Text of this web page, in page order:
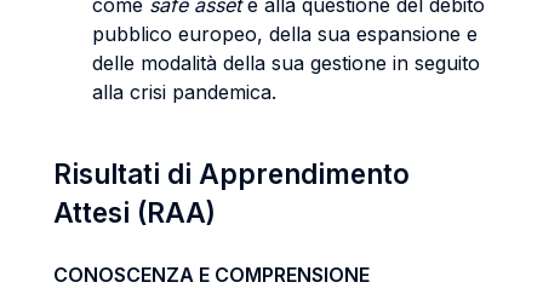
come safe assete alla questione del debito
pubblico europeo, della sua espansione e
delle modalità della sua gestione in seguito
alla crisi pandemica.
Risultati di Apprendimento
Attesi (RAA)
CONOSCENZA E COMPRENSIONE